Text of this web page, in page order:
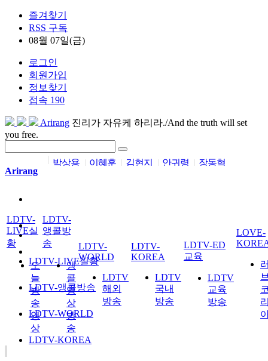
즐겨찾기
RSS 구독
08월 07일(금)
로그인
회원가입
정보찾기
접속 190
Arirang 진리가 자유케 하리라./And the truth will set
you free.
박상용 이혜훈 김현지 안귀령
장동혁
Arirang
LDTV-LIVE실황
LDTV-앵콜방송
LDTV-WORLD
LDTV-KOREA
LDTV-
LIVE실
황
오
늘
방
송
영
상
LDTV-
앵콜방
송
앵
콜
영
상
방
송
LDTV-
WORLD
LDTV
해외
방송
LDTV-
KOREA
LDTV
국내
방송
LDTV-ED
교육
LDTV
교육
방송
LOVE-